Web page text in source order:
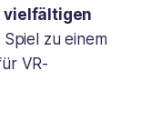
vielfältigen
Spiel zu einem
VR-